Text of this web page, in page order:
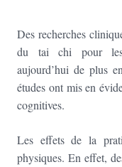
Des recherches
du tai chi pour les
aujourd’hui de plus
études ont mis en
cognitives.
Les effets de la
physiques. En effet,